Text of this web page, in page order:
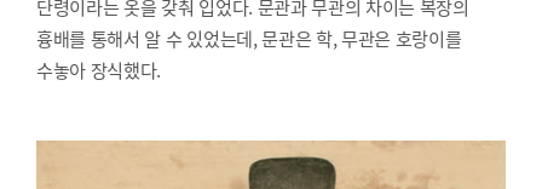
단령이라는 옷을 갖춰 입었다. 문관과 무관의 차이는 복장의
흉배를 통해서 알 수 있었는데, 문관은 학, 무관은 호랑이를
수놓아 장식했다.